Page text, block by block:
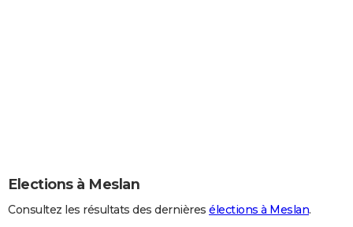
Elections à Meslan
Consultez les résultats des dernières élections à Meslan.